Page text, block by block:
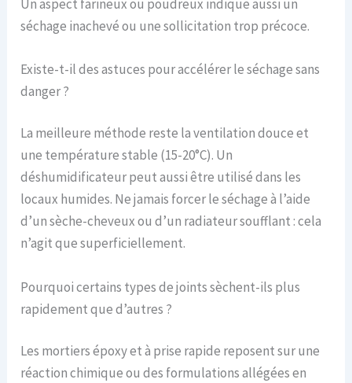
Un aspect farineux ou poudreux indique aussi un
séchage inachevé ou une sollicitation trop précoce.
Existe-t-il des astuces pour accélérer le séchage sans
danger ?
La meilleure méthode reste la ventilation douce et
une température stable (15-20°C). Un
déshumidificateur peut aussi être utilisé dans les
locaux humides. Ne jamais forcer le séchage à l’aide
d’un sèche-cheveux ou d’un radiateur soufflant : cela
n’agit que superficiellement.
Pourquoi certains types de joints sèchent-ils plus
rapidement que d’autres ?
Les mortiers époxy et à prise rapide reposent sur une
réaction chimique ou des formulations allégées en